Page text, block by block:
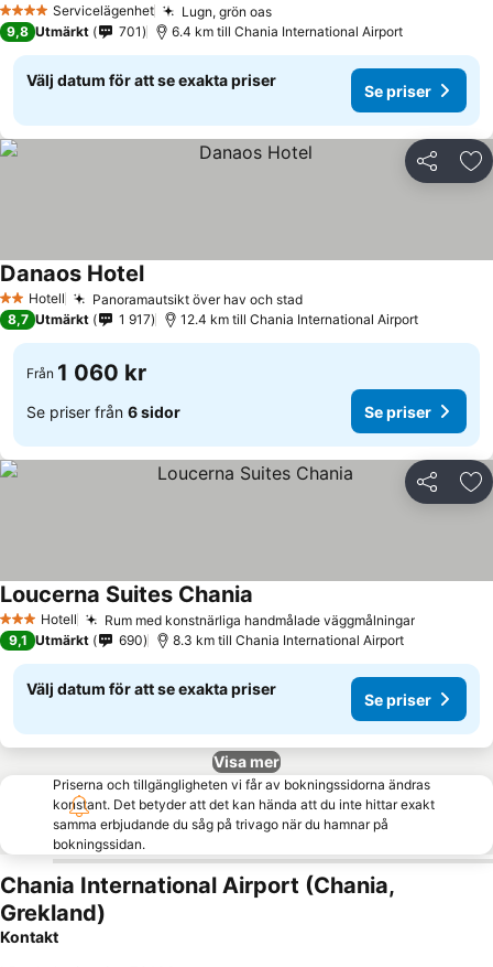
4 StjärnorServicelägenhet Lugn, grön oas
9,8 Utmärkt 701 6.4 km till Chania International Airport
Välj datum för att se exakta priser
Se priser
Dela
2 Stjärnor
Hotell Panoramautsikt över hav och stad
Danaos Hotel
8,7 Utmärkt 1 917 12.4 km till Chania International Airport
Från 1 060 kr
Se priser från 6 sidor Se priser
Dela
3 StjärnorHotell Rum med konstnärliga handmålade väggmålningar
Loucerna Suites Chania
9,1 Utmärkt 690 8.3 km till Chania International Airport
Välj datum för att se exakta priser
Se priser
Visa mer
Priserna och tillgängligheten vi får av bokningssidorna ändras
konstant. Det betyder att det kan hända att du inte hittar exakt
samma erbjudande du såg på trivago när du hamnar på
bokningssidan.
Chania International Airport (Chania,
Grekland)
Kontakt